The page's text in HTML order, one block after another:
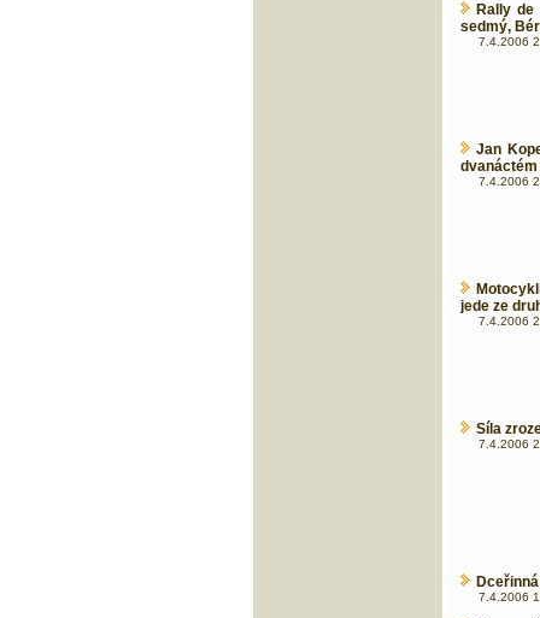
Rally
sedmý,
7.4.2006
Jan
7.4.2006
jede ze
7.4.2006
Síla
7.4.2006
7.4.2006